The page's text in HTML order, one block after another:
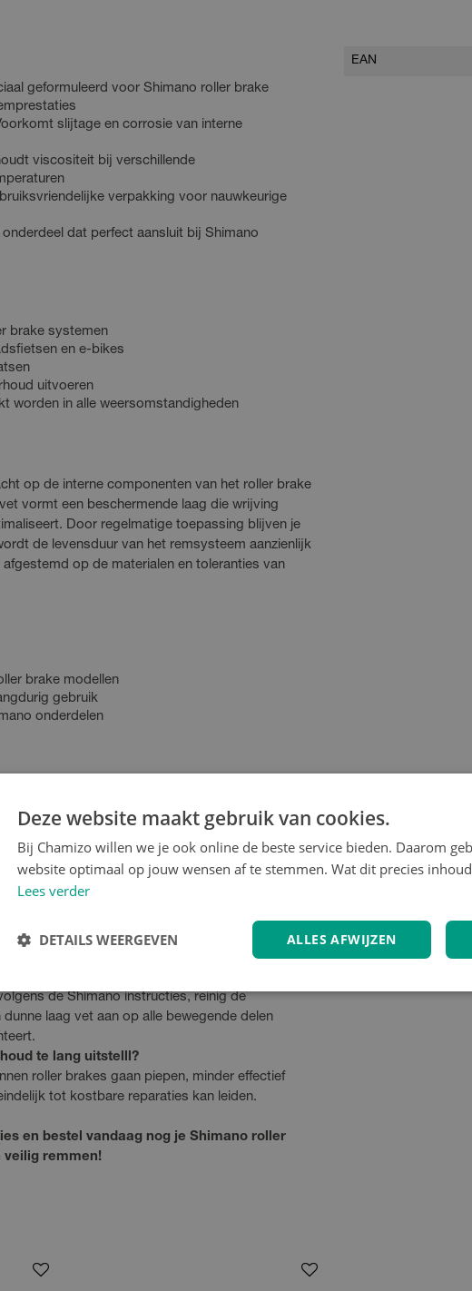
geformuleerd voor Shimano roller brake
slijtage en corrosie van interne
viscositeit bij verschillende
verpakking voor nauwkeurige
onderdeel dat perfect aansluit bij Shimano
brake systemen
en e-bikes
uitvoeren
worden in alle weersomstandigheden
op de interne componenten van het roller brake
vormt een beschermende laag die wrijving
Door regelmatige toepassing blijven je
de levensduur van het remsysteem aanzienlijk
op de materialen en toleranties van
brake modellen
gebruik
onderdelen
vet vervangen?
we het vet elke 6 maanden te verversen bij
gebruik.
andere merken roller brakes?
voor Shimano systemen. Voor andere
smeermiddel van die fabrikant te gebruiken.
extreme temperaturen?
geformuleerd om stabiel te blijven bij
de Shimano instructies, reinig de
laag vet aan op alle bewegende delen
te lang uitstelll?
roller brakes gaan piepen, minder effectief
tot kostbare reparaties kan leiden.
en bestel vandaag nog je Shimano roller
veilig remmen!
EAN
Deze website maakt gebruik van cookies.
Bij Chamizo willen we je ook online de beste service bieden. Daarom
website optimaal op jouw wensen af te stemmen. Wat dit precies
Lees verder
ALLES AFWIJZEN
DETAILS WEERGEVEN